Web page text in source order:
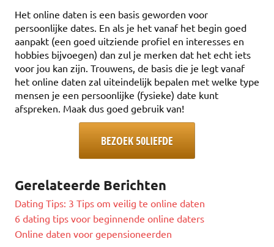
Het online daten is een basis geworden voor
persoonlijke dates. En als je het vanaf het begin goed
aanpakt (een goed uitziende profiel en interesses en
hobbies bijvoegen) dan zul je merken dat het echt iets
voor jou kan zijn. Trouwens, de basis die je legt vanaf
het online daten zal uiteindelijk bepalen met welke type
mensen je een persoonlijke (fysieke) date kunt
afspreken. Maak dus goed gebruik van!
BEZOEK 50LIEFDE
Gerelateerde Berichten
Dating Tips: 3 Tips om veilig te online daten
6 dating tips voor beginnende online daters
Online daten voor gepensioneerden